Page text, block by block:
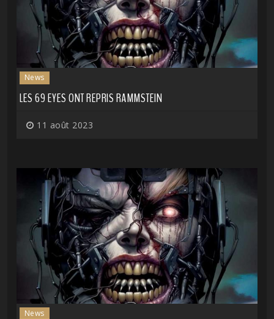
News
LES 69 EYES ONT REPRIS RAMMSTEIN
11 août 2023
News